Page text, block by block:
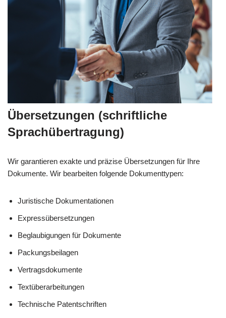
Übersetzungen (schriftliche
Sprachübertragung)
Wir garantieren exakte und präzise Übersetzungen für Ihre
Dokumente. Wir bearbeiten folgende Dokumenttypen:
Juristische Dokumentationen
Expressübersetzungen
Beglaubigungen für Dokumente
Packungsbeilagen
Vertragsdokumente
Textüberarbeitungen
Technische Patentschriften